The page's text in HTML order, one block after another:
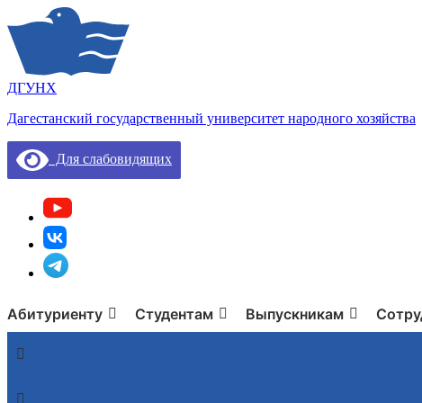
ДГУНХ
Дагестанский государственный университет народного хозяйства
Для слабовидящих
Абитуриенту Студентам Выпускникам